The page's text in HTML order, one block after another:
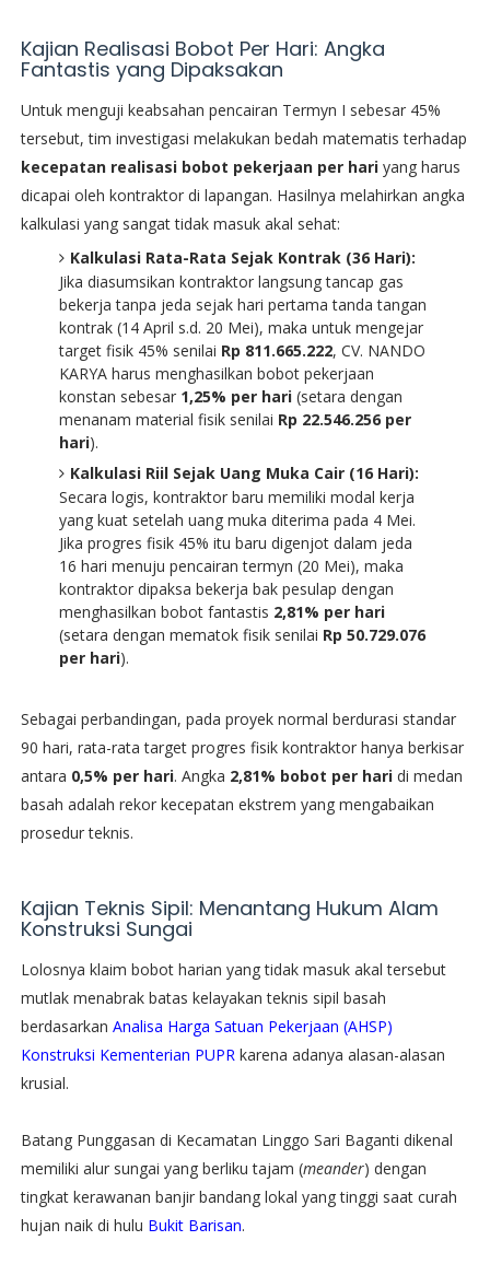
​Kajian Realisasi Bobot Per Hari: Angka
Fantastis yang Dipaksakan
​Untuk menguji keabsahan pencairan Termyn I sebesar 45%
tersebut, tim investigasi melakukan bedah matematis terhadap
kecepatan realisasi bobot pekerjaan per hariyang harus
dicapai oleh kontraktor di lapangan. Hasilnya melahirkan angka
kalkulasi yang sangat tidak masuk akal sehat:
Kalkulasi Rata-Rata Sejak Kontrak (36 Hari):
Jika diasumsikan kontraktor langsung tancap gas
bekerja tanpa jeda sejak hari pertama tanda tangan
kontrak (14 April s.d. 20 Mei), maka untuk mengejar
target fisik 45% senilai Rp 811.665.222, CV. NANDO
KARYA harus menghasilkan bobot pekerjaan
konstan sebesar 1,25% per hari(setara dengan
menanam material fisik senilai Rp 22.546.256 per
hari).
Kalkulasi Riil Sejak Uang Muka Cair (16 Hari):
Secara logis, kontraktor baru memiliki modal kerja
yang kuat setelah uang muka diterima pada 4 Mei.
Jika progres fisik 45% itu baru digenjot dalam jeda
16 hari menuju pencairan termyn (20 Mei), maka
kontraktor dipaksa bekerja bak pesulap dengan
menghasilkan bobot fantastis 2,81% per hari
(setara dengan mematok fisik senilai Rp 50.729.076
per hari).
Sebagai perbandingan, pada proyek normal berdurasi standar
90 hari, rata-rata target progres fisik kontraktor hanya berkisar
antara 0,5% per hari. Angka 2,81% bobot per haridi medan
basah adalah rekor kecepatan ekstrem yang mengabaikan
prosedur teknis.
​Kajian Teknis Sipil: Menantang Hukum Alam
Konstruksi Sungai
​Lolosnya klaim bobot harian yang tidak masuk akal tersebut
mutlak menabrak batas kelayakan teknis sipil basah
berdasarkan Analisa Harga Satuan Pekerjaan (AHSP)
Konstruksi Kementerian PUPRkarena adanya alasan-alasan
krusial.
​Batang Punggasan di Kecamatan Linggo Sari Baganti dikenal
memiliki alur sungai yang berliku tajam (meander) dengan
tingkat kerawanan banjir bandang lokal yang tinggi saat curah
hujan naik di hulu Bukit Barisan.